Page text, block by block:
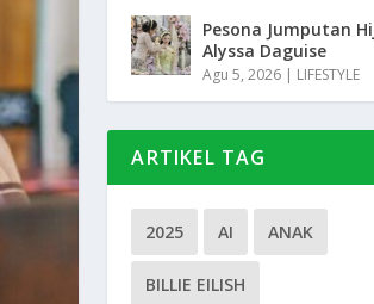
Pesona Jumputan
Alyssa Daguise
Agu 5, 2026 | LIFESTYLE
ARTIKEL TAG
2025 AI ANAK
BILLIE EILISH